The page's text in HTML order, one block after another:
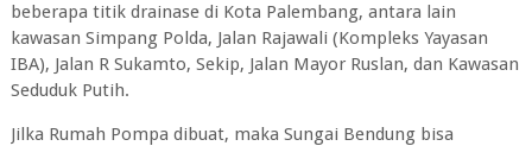
beberapa titik drainase di Kota Palembang, antara lain
kawasan Simpang Polda, Jalan Rajawali (Kompleks Yayasan
IBA), Jalan R Sukamto, Sekip, Jalan Mayor Ruslan, dan Kawasan
Seduduk Putih.
Jilka Rumah Pompa dibuat, maka Sungai Bendung bisa